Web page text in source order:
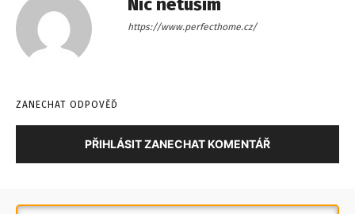
Nic netuším
https://www.perfecthome.cz/
ZANECHAT ODPOVĚĎ
PŘIHLÁSIT ZANECHAT KOMENTÁŘ